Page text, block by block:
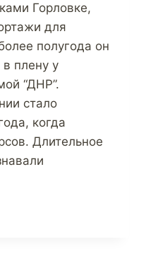
Горловке,
для
полугода он
плену у
“ДНР”.
стало
когда
Длительное